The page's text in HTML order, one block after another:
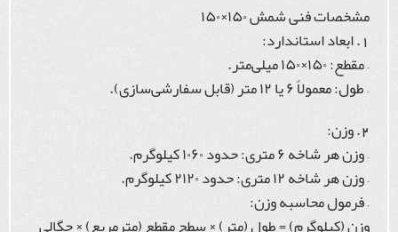
مشخصات فنی شمش ۱۵۰×۱۵۰
1. ابعاد استاندارد:
– مقطع: ۱۵۰×۱۵۰ میلی‌متر.
– طول: معمولاً ۶ یا ۱۲ متر (قابل سفارشی‌سازی).
2. وزن:
– وزن هر شاخه ۶ متری: حدود ۱۰۶۰ کیلوگرم.
– وزن هر شاخه ۱۲ متری: حدود ۲۱۲۰ کیلوگرم.
– فرمول محاسبه وزن:
وزن (کیلوگرم) = طول (متر) × سطح مقطع (مترمربع) × چگالی